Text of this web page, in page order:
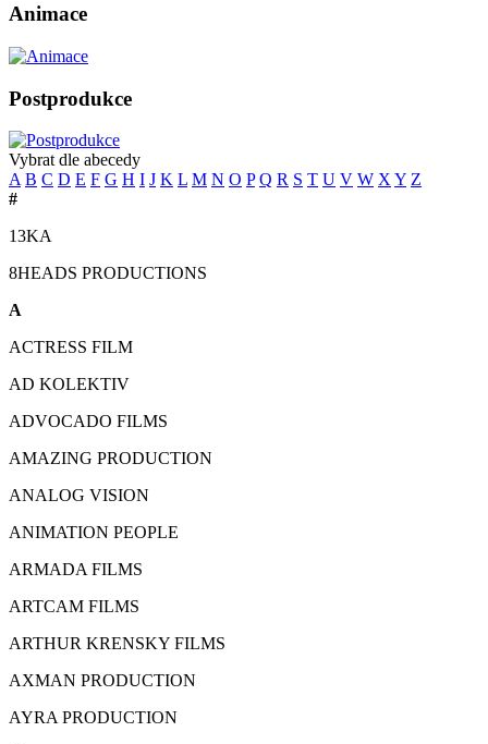
Animace
Postprodukce
Vybrat dle abecedy
A B C D E F G H I J K L M N O P Q R S T U V W X Y Z
#
13KA
8HEADS PRODUCTIONS
A
ACTRESS FILM
AD KOLEKTIV
ADVOCADO FILMS
AMAZING PRODUCTION
ANALOG VISION
ANIMATION PEOPLE
ARMADA FILMS
ARTCAM FILMS
ARTHUR KRENSKY FILMS
AXMAN PRODUCTION
AYRA PRODUCTION